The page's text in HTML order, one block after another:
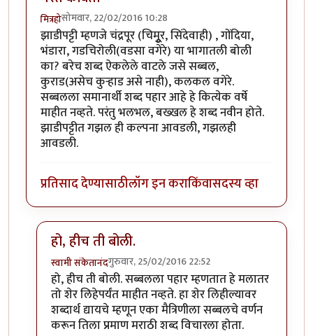
मित्रहोसोमवार, 22/02/2016 10:28
झाडीपट्टी म्हणजे चंद्रपूर (चिमुूर, सिंदेवाही) , गोंदिया,
भंडारा, गडचिरोली(वडसा वगेरे) या भागातली बोली
का? बरेच शब्द ऐकलेले वाटले जसे सब्बल,
कुराड(असेच कुऱ्हाड असे नाही), कलकल वगेरे.
सब्बलला समानार्थी शब्द पहार आहे हे कित्येक वर्षे
माहीत नव्हते. परंतु भलभल, बख्खल हे शब्द नवीन होते.
झाडीपट्टीत गझल ही कल्पना आवडली, गझलही
आवडली.
प्रतिसाद देण्यासाठीलॉग इन कराकिंवासदस्य व्हा
हो, हीच ती बोली.
स्वामी संकेतानंदगुरुवार, 25/02/2016 22:52
In reply toमस्त कविताbyमित्रहो
हो, हीच ती बोली. सब्बलला पहार म्हणतात हे मलातर
तो शेर लिहेपर्यंत माहीत नव्हते. हा शेर लिहील्यावर
शब्दार्थ द्यायचे म्हणून एका मैत्रिणीला सब्बलचे वर्णन
करून तिला प्रमाण मराठी शब्द विचारला होता.